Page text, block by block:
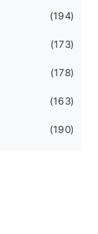
194
173
178
163
190